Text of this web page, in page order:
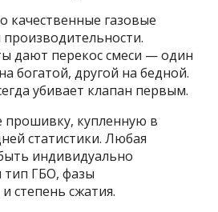
качественные газовые
производительности.
дают перекос смеси — один
богатой, другой на бедной.
убивает клапан первым.
прошивку, купленную в
статистики. Любая
индивидуально
ГБО, фазы
степень сжатия.